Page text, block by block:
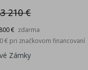
210 €
€ zdarma
€ pri značkovom financovaní
Zámky